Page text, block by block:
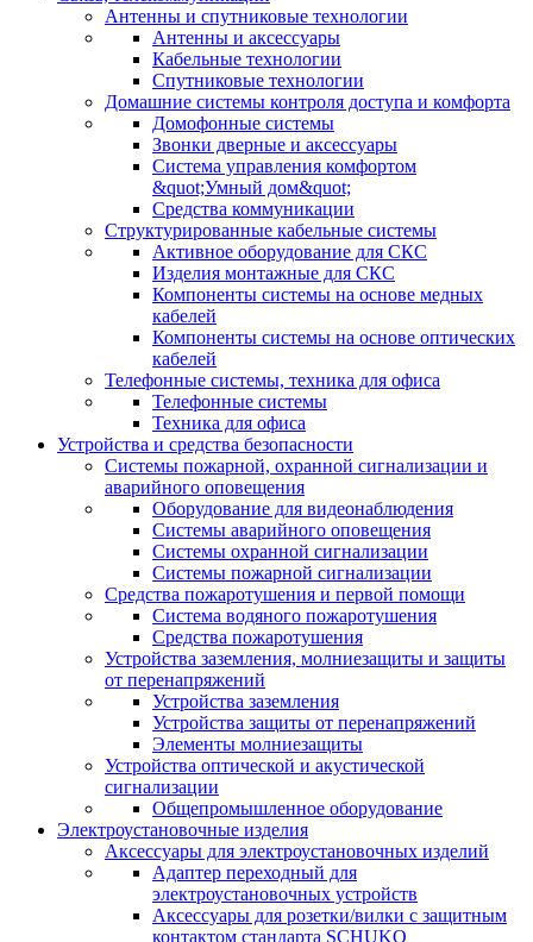
Антенны и спутниковые технологии
Антенны и аксессуары
Кабельные технологии
Спутниковые технологии
Домашние системы контроля доступа и комфорта
Домофонные системы
Звонки дверные и аксессуары
Система управления комфортом
&quot;Умный дом&quot;
Средства коммуникации
Структурированные кабельные системы
Активное оборудование для СКС
Изделия монтажные для СКС
Компоненты системы на основе медных
кабелей
Компоненты системы на основе оптических
кабелей
Телефонные системы, техника для офиса
Телефонные системы
Техника для офиса
Устройства и средства безопасности
Системы пожарной, охранной сигнализации и
аварийного оповещения
Оборудование для видеонаблюдения
Системы аварийного оповещения
Системы охранной сигнализации
Системы пожарной сигнализации
Средства пожаротушения и первой помощи
Система водяного пожаротушения
Средства пожаротушения
Устройства заземления, молниезащиты и защиты
от перенапряжений
Устройства заземления
Устройства защиты от перенапряжений
Элементы молниезащиты
Устройства оптической и акустической
сигнализации
Общепромышленное оборудование
Электроустановочные изделия
Аксессуары для электроустановочных изделий
Адаптер переходный для
электроустановочных устройств
Аксессуары для розетки/вилки с защитным
контактом стандарта SCHUKO